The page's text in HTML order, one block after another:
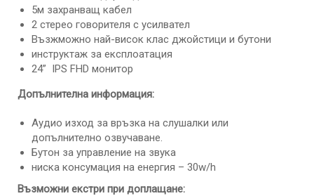
5м захранващ кабел
2 стерео говорителя с усилвател
Възжможно най-висок клас джойстици и бутони
инструктаж за експлоатация
24” IPS FHD монитор
Допълнителна информация:
Аудио изход за връзка на слушалки или
допълнително озвучаване.
Бутон за управление на звука
ниска консумация на енергия – 30w/h
Възможни екстри при доплащане: